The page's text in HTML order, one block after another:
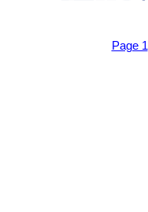
Page 1